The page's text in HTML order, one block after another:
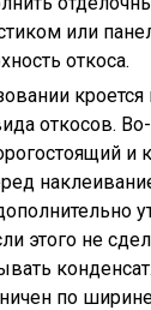
или
откоса.
кроется
откосов.
и
этого не
по